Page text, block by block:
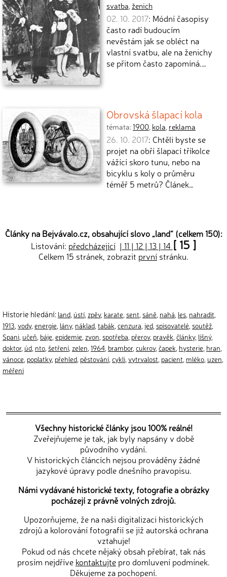
svatba, ženich
02. 10. 2017: Módní časopisy
často radí budoucím
nevěstám jak se obléct na
vlastní svatbu, ale na ženichy
se přitom často zapomíná.…
Obrovská šlapací kola
témata:1900, kola, reklama
26. 10. 2017: Chtěli byste se
projet na obří šlapací tříkolce
vážící skoro tunu, nebo na
bicyklu s koly o průměru
téměř 5 metrů? Článek…
Články na Bejvávalo.cz, obsahující slovo „land“ (celkem 150):
Listování: předcházející| 11 | 12 | 13 | 14 [ 15 ]
Celkem 15 stránek, zobrazit první stránku.
Historie hledání: land ústí zpěv, karate sent sáně nahá les nahradit
1913 vody, energie lány, náklad tabák cenzura jed spisovatelé soutěž
Spani učeň báje epidemie zvon spotřeba přerov, pravěk články, líšný,
doktor, úd nto šetření zelen 1964 brambor, cukrov, čapek hysterie hran
vánoce poplatky, přehled pěstování cykli vytrvalost pacient mléko uzen
méřeni
Všechny historické články jsou 100% reálné!
Zveřejňujeme je tak, jak byly napsány v době
původního vydání.
V historických článcích nejsou prováděny žádné
jazykové úpravy podle dnešního pravopisu.
Námi vydávané historické texty, fotografie a obrázky
pocházejí z právně volných zdrojů.
Upozorňujeme, že na naši digitalizaci historických
zdrojů a kolorování fotografií se již autorská ochrana
vztahuje!
Pokud od nás chcete nějaký obsah přebírat, tak nás
prosím nejdříve kontaktujte pro domluvení podmínek.
Děkujeme za pochopení.